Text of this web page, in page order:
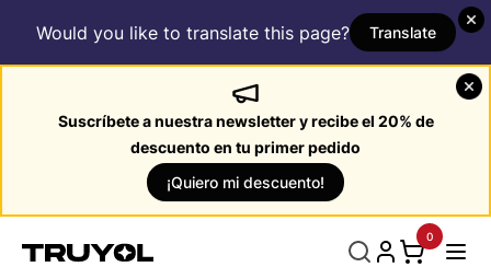
Would you like to translate this page? Translate
Suscríbete a nuestra newsletter y recibe el 20% de
descuento en tu primer pedido
¡Quiero mi descuento!
0